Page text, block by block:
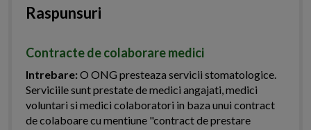
Raspunsuri
Contracte de colaborare medici
Intrebare:O ONG presteaza servicii stomatologice.
Serviciile sunt prestate de medici angajati, medici
voluntari si medici colaboratori in baza unui contract
de colaboare cu mentiune "contract de prestare